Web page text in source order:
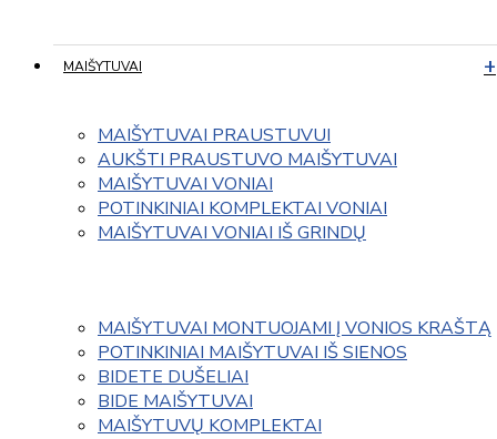
MAIŠYTUVAI
MAIŠYTUVAI PRAUSTUVUI
AUKŠTI PRAUSTUVO MAIŠYTUVAI
MAIŠYTUVAI VONIAI
POTINKINIAI KOMPLEKTAI VONIAI
MAIŠYTUVAI VONIAI IŠ GRINDŲ
MAIŠYTUVAI MONTUOJAMI Į VONIOS KRAŠTĄ
POTINKINIAI MAIŠYTUVAI IŠ SIENOS
BIDETE DUŠELIAI
BIDE MAIŠYTUVAI
MAIŠYTUVŲ KOMPLEKTAI